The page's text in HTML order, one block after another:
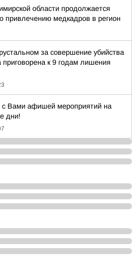
области продолжается
привлечению медкадров в регион
за совершение убийства
к 9 годам лишения
Вами афишей мероприятий на
дни!